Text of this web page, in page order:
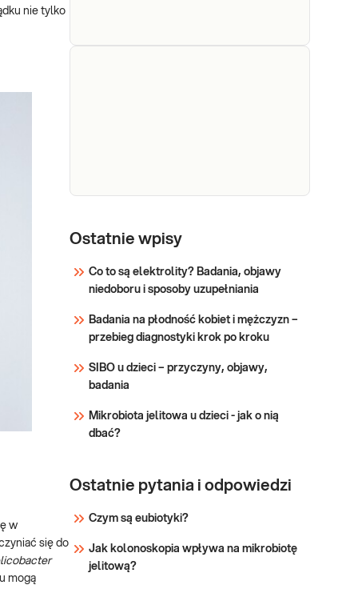
nie tylko
w
się do
mogą
pylori w kale
met. CLIA)
(antygen met. CLIA).
Nieinwazyjny,
zautomatyzowany test
Badanie zalecane przez
Polskie Towarzystwo
diagnostyki zakażenia H.
Sprawdź
Ostatnie wpisy
Co to są elektrolity? Badania, objawy
niedoboru i sposoby uzupełniania
Badania na płodność kobiet i mężczyzn –
przebieg diagnostyki krok po kroku
SIBO u dzieci – przyczyny, objawy,
badania
Mikrobiota jelitowa u dzieci - jak o nią
dbać?
Ostatnie pytania i odpowiedzi
Czym są eubiotyki?
Jak kolonoskopia wpływa na mikrobiotę
jelitową?